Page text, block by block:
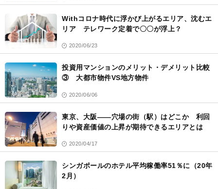
Withコロナ時代に浮かび上がるエリア、沈むエ
リア テレワーク定着で〇〇が浮上？
2020/06/23
投資用マンションのメリット・デメリット比較
③ 大都市物件VS地方物件
2020/06/06
東京、大阪――穴場の街（駅）はどこか 利回
りや資産価値の上昇が期待できるエリアとは
2020/04/17
シンガポールのホテル平均稼働率51％に（20年
2月）